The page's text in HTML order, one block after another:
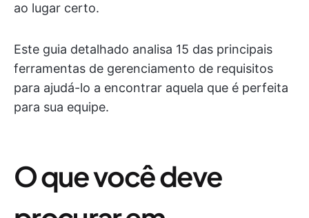
ao lugar certo.
Este guia detalhado analisa 15 das principais
ferramentas de gerenciamento de requisitos
para ajudá-lo a encontrar aquela que é perfeita
para sua equipe.
O que você deve